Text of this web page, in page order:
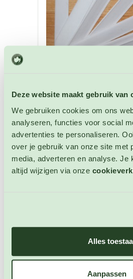
Deze website maakt gebruik van
We gebruiken cookies om ons
analyseren, functies voor social
advertenties te personaliseren.
over je gebruik van onze site met
media, adverteren en analyse. Je
altijd wijzigen via onze
Alles
Aanpassen
Plastic Labels 14 cm x
Plantlabels
Artikelnummer: 4028
€ 1,25
OP VOORRAAD
Onze blogartikelen